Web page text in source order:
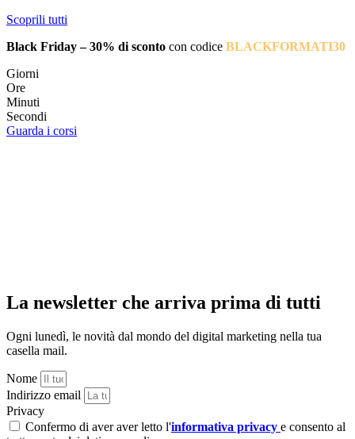
Scoprili tutti
Black Friday – 30% di sconto con codice BLACKFORMATI30
Giorni
Ore
Minuti
Secondi
Guarda i corsi
La newsletter che arriva prima di tutti
Ogni lunedì, le novità dal mondo del digital marketing nella tua
casella mail.
Nome
Indirizzo email
Privacy
Confermo di aver aver letto l'informativa privacy e consento al